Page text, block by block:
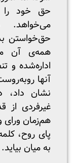
حق خود
حق‌خواستن
همه‌ی آن
اداره‌شده‌ و
آنها
نشان داد،
غیرفردی از
هم‌زمان
پای روح،
به میان بیاید.